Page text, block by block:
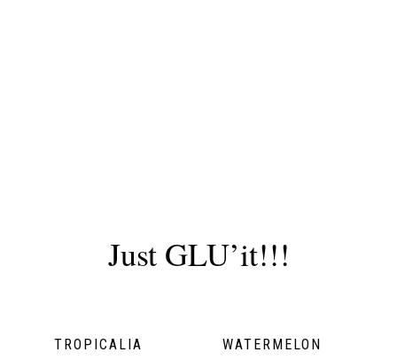
Just GLU’it!!!
TROPICALIA WATERMELON